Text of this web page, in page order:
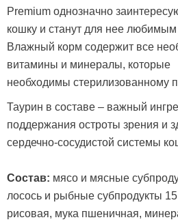
Premium однозначно
кошку и станут для нее
Влажный корм содержит все
витамины и минералы, которые
необходимы стерилизованному
Таурин в составе – важный
поддержания остроты зрения и
сердечно-сосудистой системы
Состав: мясо и мясные
лосось и рыбные субпродукты
рисовая, мука пшеничная,